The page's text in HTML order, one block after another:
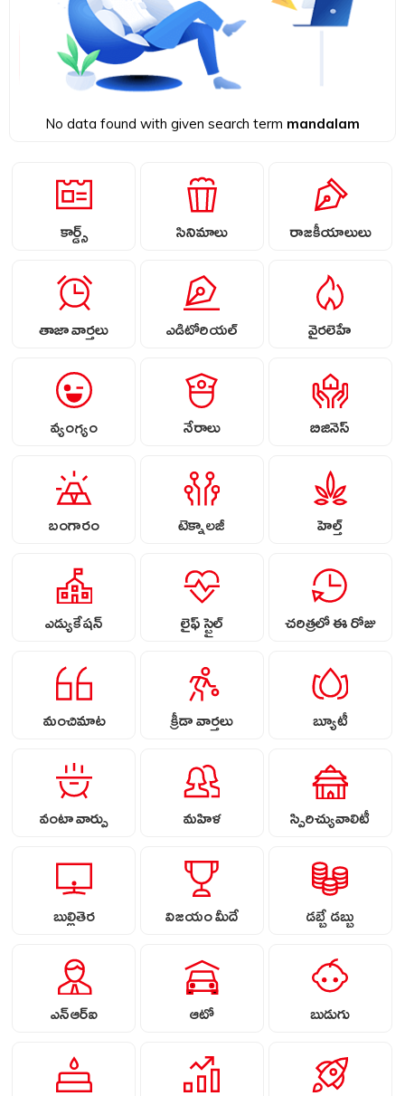
No data found with given search term mandalam
కార్డ్స్ సినిమాలు రాజకీయాలులు
తాజా వార్తలు ఎడిటోరియల్ వైరలెహే
వ్యంగ్యం నేరాలు బిజినెస్
బంగారం టెక్నాలజీ హెల్త్
ఎడ్యుకేషన్ లైఫ్ స్టైల్ చరిత్రలో ఈ రోజు
మంచిమాట క్రీడా వార్తలు బ్యూటీ
వంటా వార్పు మహిళ స్పిరిచ్యువాలిటీ
బుల్లితెర విజయం మీదే డబ్బే డబ్బు
ఎన్ఆర్ఐ ఆటో బుడుగు